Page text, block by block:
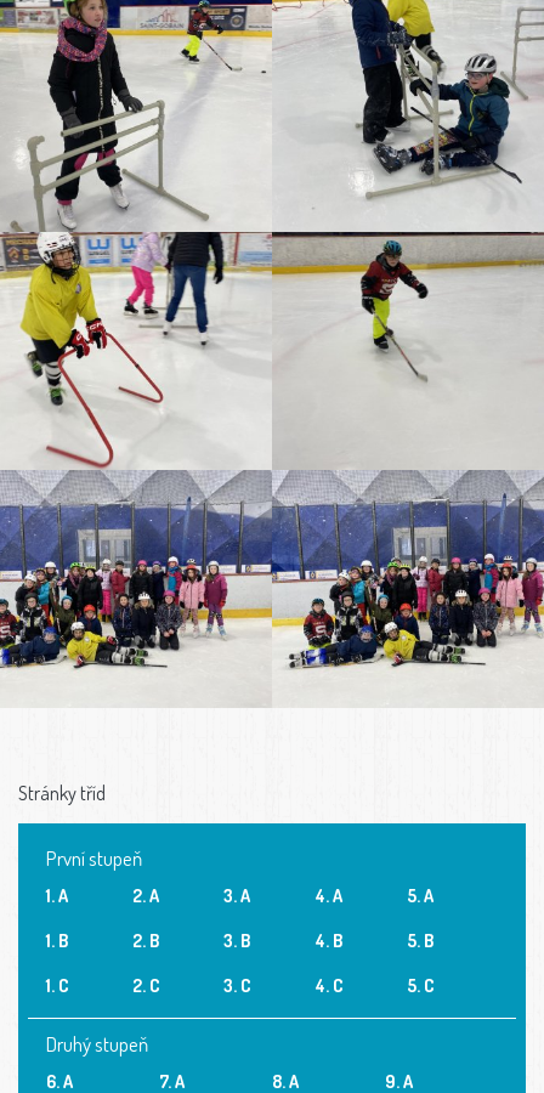
Stránky tříd
První stupeň
1. A
1. B
1. C
2. A
2. B
2. C
3. A
3. B
3. C
4. A
4. B
4. C
5. A
5. B
5. C
Druhý stupeň
6. A 7. A 8. A 9. A